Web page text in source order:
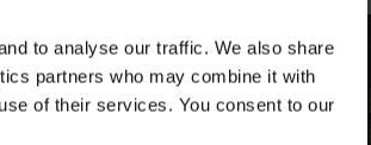
to analyse our traffic. We also share
partners who may combine it with
of their services. You consent to our